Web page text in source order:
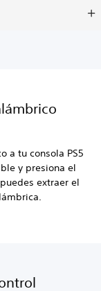
a tu consola PS5
y presiona el
extraer el